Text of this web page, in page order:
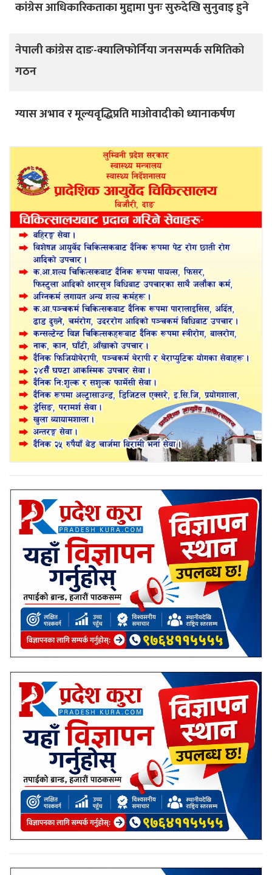
कांग्रेस आधिकारिकताका मुद्दामा पुनः सुरुदेखि सुनुवाइ हुने
नेपाली कांग्रेस दाङ-क्यालिफोर्निया जनसम्पर्क समितिको
गठन
ग्यास अभाव र मूल्यवृद्धिप्रति माओवादीको ध्यानाकर्षण